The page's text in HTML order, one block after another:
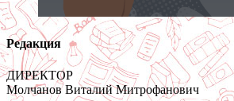
Редакция
ДИРЕКТОР
Молчанов Виталий Митрофанович